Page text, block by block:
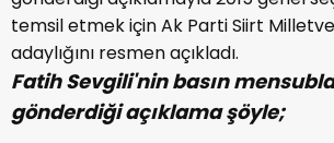
temsil etmek için Ak Parti Siirt
adaylığını resmen açıkladı.
Fatih Sevgili'nin basın
gönderdiği açıklama şöyle;